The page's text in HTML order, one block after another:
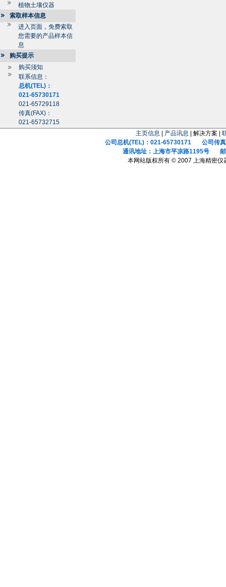
植物土壤仪器
索取样本信息
进入页面，免费索取
您需要的产品样本信
息
购买提示
购买须知
联系信息：
总机(TEL)：
021-65730171
021-65729118
传真(FAX)：
021-65732715
主页信息
产品讯息 | 解决方案 |
公司总机(TEL)：021-65730171 公司传真
通讯地址：上海市平凉路1195号 邮
本网站版权所有 © 2007 上海精密仪